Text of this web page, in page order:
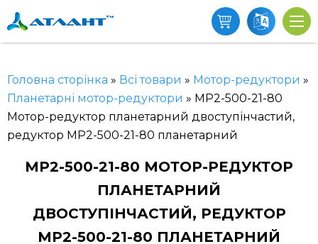
Головна сторінка » Всі товари » Мотор-редуктори »
Планетарні мотор-редуктори » МР2-500-21-80
Мотор-редуктор планетарний двоступінчастий,
редуктор МР2-500-21-80 планетарний
МР2-500-21-80 МОТОР-РЕДУКТОР
ПЛАНЕТАРНИЙ
ДВОСТУПІНЧАСТИЙ, РЕДУКТОР
МР2-500-21-80 ПЛАНЕТАРНИЙ